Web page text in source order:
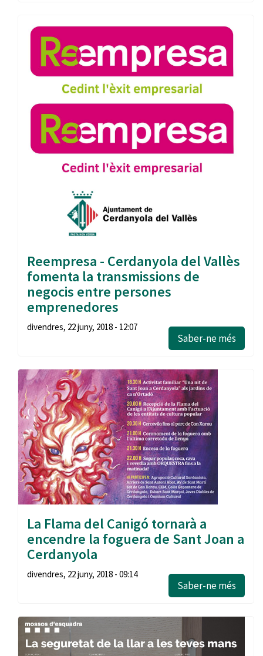
Reempresa - Cerdanyola del Vallès
fomenta la transmissions de
negocis entre persones
emprenedores
divendres, 22 juny, 2018 - 12:07
Saber-ne més
La Flama del Canigó tornarà a
encendre la foguera de Sant Joan a
Cerdanyola
divendres, 22 juny, 2018 - 09:14
Saber-ne més